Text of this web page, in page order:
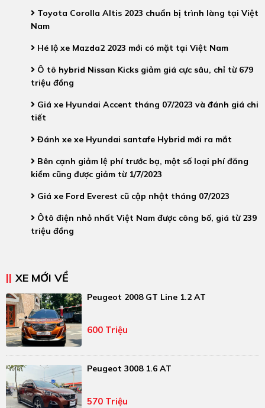
Toyota Corolla Altis 2023 chuẩn bị trình làng tại Việt
Nam
Hé lộ xe Mazda2 2023 mới có mặt tại Việt Nam
Ô tô hybrid Nissan Kicks giảm giá cực sâu, chỉ từ 679
triệu đồng
Giá xe Hyundai Accent tháng 07/2023 và đánh giá chi
tiết
Đánh xe xe Hyundai santafe Hybrid mới ra mắt
Bên cạnh giảm lệ phí trước bạ, một số loại phí đăng
kiểm cũng được giảm từ 1/7/2023
Giá xe Ford Everest cũ cập nhật tháng 07/2023
Ôtô điện nhỏ nhất Việt Nam được công bố, giá từ 239
triệu đồng
XE MỚI VỀ
Peugeot 2008 GT Line 1.2 AT
600 Triệu
Peugeot 3008 1.6 AT
570 Triệu